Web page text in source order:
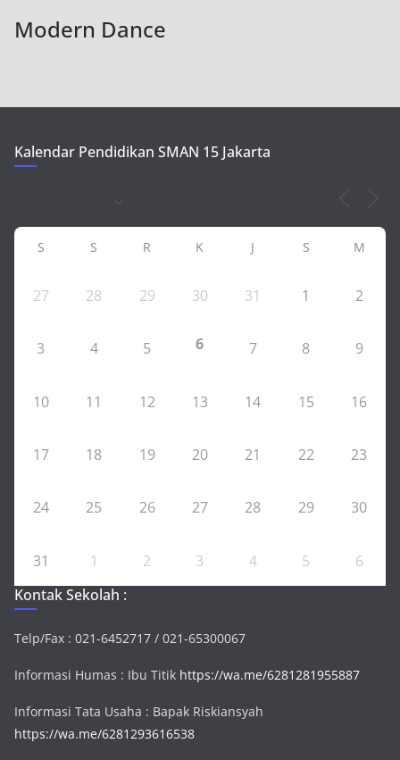
Modern Dance
Kalendar Pendidikan SMAN 15 Jakarta
S S R K J S M
27 28 29 30 31 1 2
3 4 5 6 7 8 9
10 11 12 13 14 15 16
17 18 19 20 21 22 23
24 25 26 27 28 29 30
31 1 2 3 4 5
6
Kontak Sekolah :
Telp/Fax : 021-6452717 / 021-65300067
Informasi Humas : Ibu Titik https://wa.me/6281281955887
Informasi Tata Usaha : Bapak Riskiansyah
https://wa.me/6281293616538